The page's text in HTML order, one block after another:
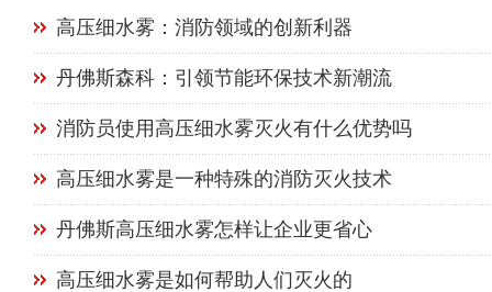
高压细水雾：消防领域的创新利器
丹佛斯森科：引领节能环保技术新潮流
消防员使用高压细水雾灭火有什么优势吗
高压细水雾是一种特殊的消防灭火技术
丹佛斯高压细水雾怎样让企业更省心
高压细水雾是如何帮助人们灭火的